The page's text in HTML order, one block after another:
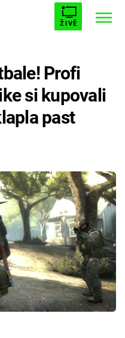
ŽIVĚ
5
Profi
si kupovali
past